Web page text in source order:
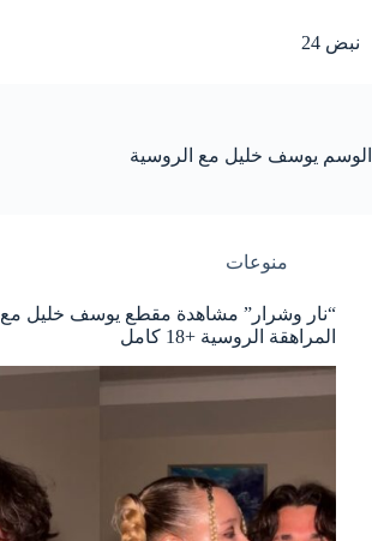
المحتوى
نبض 24
الوسم يوسف خليل مع الروسية
منوعات
“نار وشرار” مشاهدة مقطع يوسف خليل مع
المراهقة الروسية +18 كامل